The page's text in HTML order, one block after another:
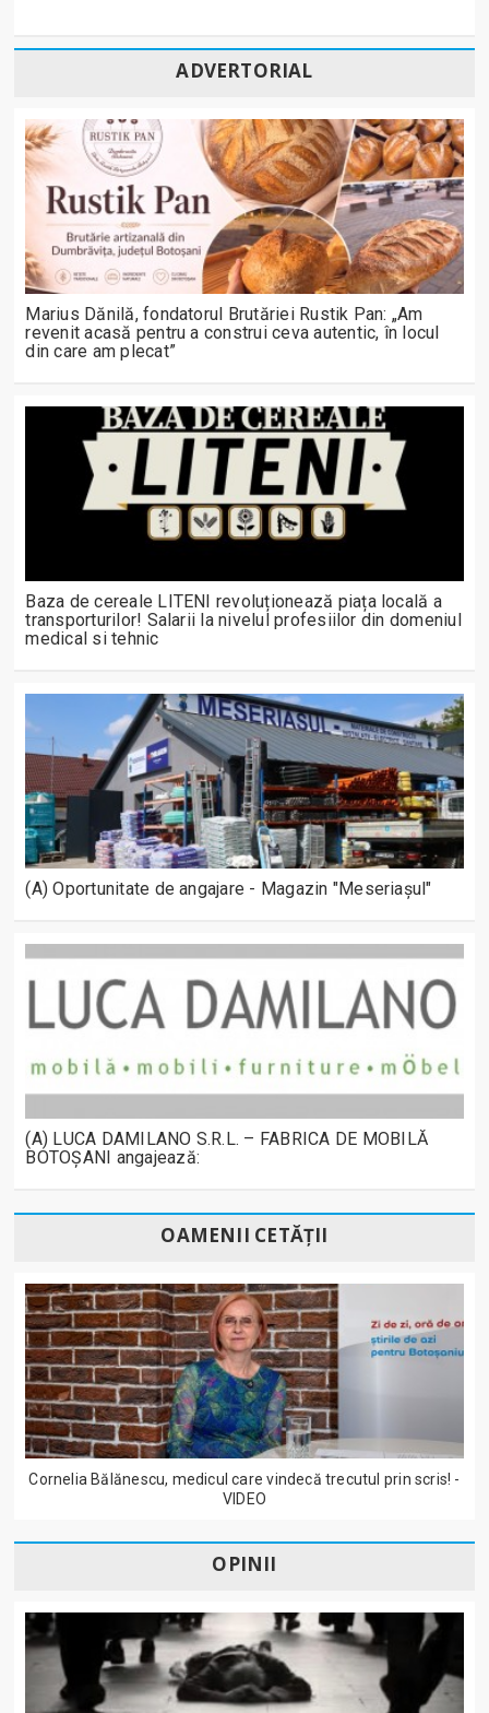
ADVERTORIAL
Marius Dănilă, fondatorul Brutăriei Rustik Pan: „Am
revenit acasă pentru a construi ceva autentic, în locul
din care am plecat”
Baza de cereale LITENI revoluționează piața locală a
transporturilor! Salarii la nivelul profesiilor din domeniul
medical si tehnic
(A) Oportunitate de angajare - Magazin "Meseriașul"
(A) LUCA DAMILANO S.R.L. – FABRICA DE MOBILĂ
BOTOȘANI angajează:
OAMENII CETĂȚII
Cornelia Bălănescu, medicul care vindecă trecutul prin scris! -
VIDEO
OPINII